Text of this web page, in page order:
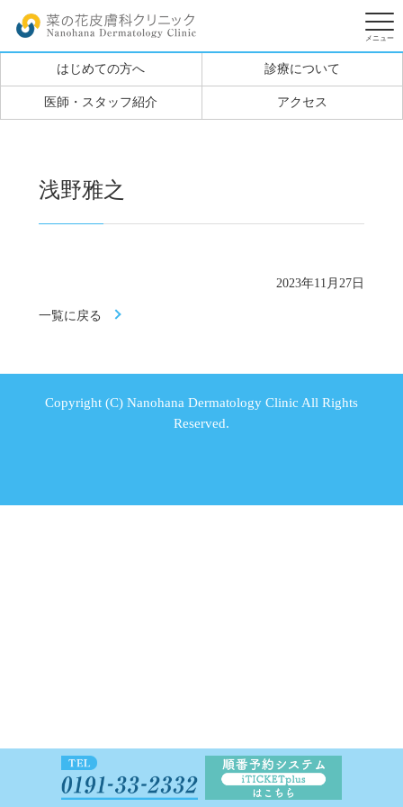
はじめての方へ 診療について
医師・スタッフ紹介 アクセス
浅野雅之
2023年11月27日
一覧に戻る
Copyright (C) Nanohana Dermatology Clinic All Rights
Reserved.